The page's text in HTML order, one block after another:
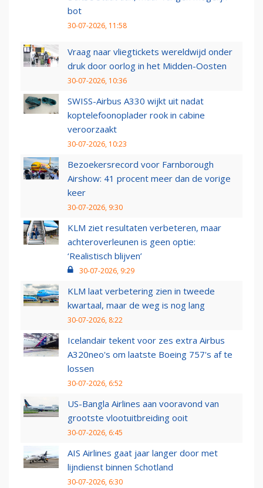
bot
30-07-2026, 11:58
Vraag naar vliegtickets wereldwijd onder
druk door oorlog in het Midden-Oosten
30-07-2026, 10:36
SWISS-Airbus A330 wijkt uit nadat
koptelefoonoplader rook in cabine
veroorzaakt
30-07-2026, 10:23
Bezoekersrecord voor Farnborough
Airshow: 41 procent meer dan de vorige
keer
30-07-2026, 9:30
KLM ziet resultaten verbeteren, maar
achteroverleunen is geen optie:
‘Realistisch blijven’
30-07-2026, 9:29
KLM laat verbetering zien in tweede
kwartaal, maar de weg is nog lang
30-07-2026, 8:22
Icelandair tekent voor zes extra Airbus
A320neo's om laatste Boeing 757's af te
lossen
30-07-2026, 6:52
US-Bangla Airlines aan vooravond van
grootste vlootuitbreiding ooit
30-07-2026, 6:45
AIS Airlines gaat jaar langer door met
lijndienst binnen Schotland
30-07-2026, 6:30